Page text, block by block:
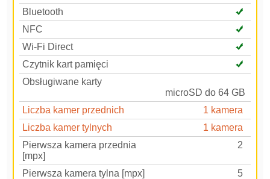
Bluetooth
NFC
Wi-Fi Direct
Czytnik kart pamięci
Obsługiwane karty
microSD do 64 GB
Liczba kamer przednich
1 kamera
Liczba kamer tylnych
1 kamera
Pierwsza kamera przednia
[mpx]
2
Pierwsza kamera tylna [mpx]
5